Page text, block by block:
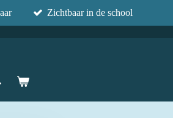
Zichtbaar in de school